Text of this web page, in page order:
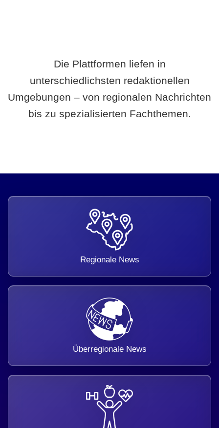
Die Plattformen liefen in
unterschiedlichsten redaktionellen
Umgebungen – von regionalen Nachrichten
bis zu spezialisierten Fachthemen.
Regionale News
Überregionale News